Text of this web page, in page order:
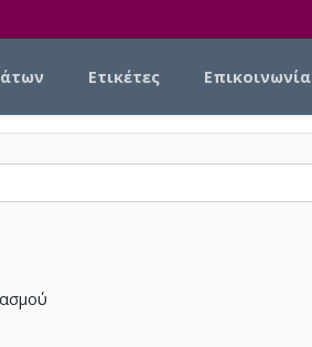
Ετικέτες Επικοινωνία